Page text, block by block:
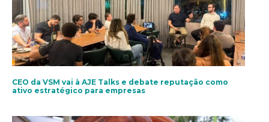
CEO da VSM vai à AJE Talks e debate reputação como
ativo estratégico para empresas